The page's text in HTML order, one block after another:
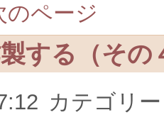
のページ
する（その
カテゴリ